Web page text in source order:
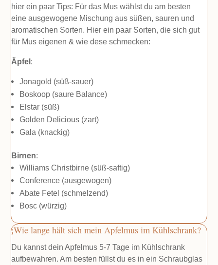
hier ein paar Tips: Für das Mus wählst du am besten
eine ausgewogene Mischung aus süßen, sauren und
aromatischen Sorten. Hier ein paar Sorten, die sich gut
für Mus eigenen & wie dese schmecken:
Äpfel:
Jonagold (süß-sauer)
Boskoop (saure Balance)
Elstar (süß)
Golden Delicious (zart)
Gala (knackig)
Birnen:
Williams Christbirne (süß-saftig)
Conference (ausgewogen)
Abate Fetel (schmelzend)
Bosc (würzig)
Wie lange hält sich mein Apfelmus im Kühlschrank?
Du kannst dein Apfelmus 5-7 Tage im Kühlschrank
aufbewahren. Am besten füllst du es in ein Schraubglas